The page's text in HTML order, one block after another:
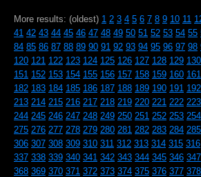
More results: (oldest) 1 2 3 4 5 6 7 8 9 10 11
41 42 43 44 45 46 47 48 49 50 51 52 53 54 55
84 85 86 87 88 89 90 91 92 93 94 95 96 97 98
120 121 122 123 124 125 126 127 128 129 130
151 152 153 154 155 156 157 158 159 160 161
182 183 184 185 186 187 188 189 190 191 192
213 214 215 216 217 218 219 220 221 222 223
244 245 246 247 248 249 250 251 252 253 254
275 276 277 278 279 280 281 282 283 284 285
306 307 308 309 310 311 312 313 314 315 316
337 338 339 340 341 342 343 344 345 346 347
368 369 370 371 372 373 374 375 376 377 378